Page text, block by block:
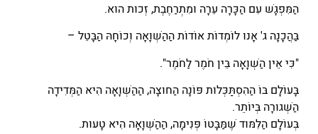
הַמִּפְגָּשׁ עִם הַכָּרָה עֵרָה וּמִתְרַחֶבֶת, זְכוּת הוּא.
בַּהֲכָנָה ג' אָנוּ לוֹמְדוֹת אוֹדוֹת הַהַשְׁוָאָה וְכוֹחָהּ הַבָּטֵל –
"כִּי אֵין הַשְׁוָאָה בֵּין חֹמֶר לַחֹמֶר".
בָּעוֹלָם בּוֹ הַהִסְתַּכְּלוּת פּוֹנָה הַחוּצָה, הַהַשְׁוָאָה הִיא הַמְּדִידָה
הַשְּׁגוּרָה בְּיוֹתֵר.
בְּעוֹלָם הַלִּמּוּד שֶׁמַּבָּטוֹ פְּנִימָה, הַהַשְׁוָאָה הִיא טָעוּת.